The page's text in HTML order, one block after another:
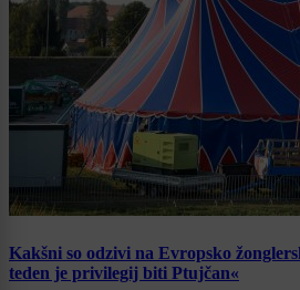
Kakšni so odzivi na Evropsko
teden je privilegij biti Ptujčan«